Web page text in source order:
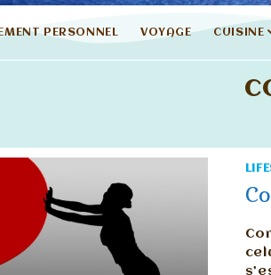
PERSONNEL VOYAGE CUISINE